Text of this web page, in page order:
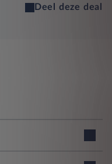
Deel deze deal